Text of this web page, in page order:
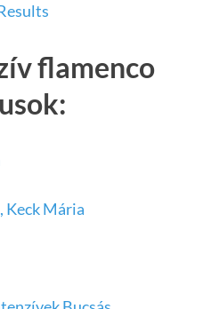
flamenco
Keck Mária